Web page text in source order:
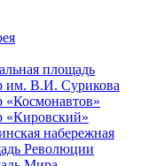
площадь
им. В.И. Сурикова
«Космонавтов»
«Кировский»
набережная
Революции